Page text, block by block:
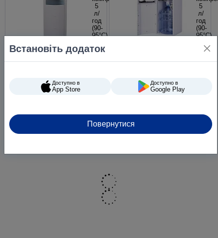
Кулер для води VIO X42-FС
білий, компресорне
завантаження
14 850 ₴
FCB білий, компресорне
завантаження
Встановіть додаток
Доступно в
App Store
Доступно в
Google Play
Повернутися